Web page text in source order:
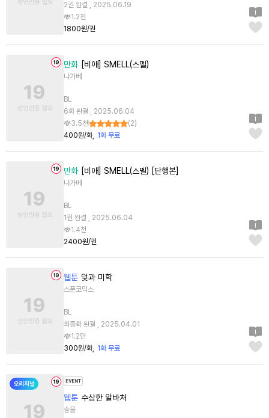
2권 완결 , 2025.06.19
1.2천
1800원/권
만화 [비애] SMELL(스멜)
나가베
BL
6화 완결 , 2025.06.04
3.5천
(2)
400원/화
1화 무료
만화 [비애] SMELL(스멜) [단행본]
나가베
BL
1권 완결 , 2025.06.04
1.4천
2400원/권
웹툰 덫과 미학
스푼코믹스
BL
최종화 완결 , 2025.04.01
1.2만
300원/화
1화 무료
웹툰 수상한 알바처
송물